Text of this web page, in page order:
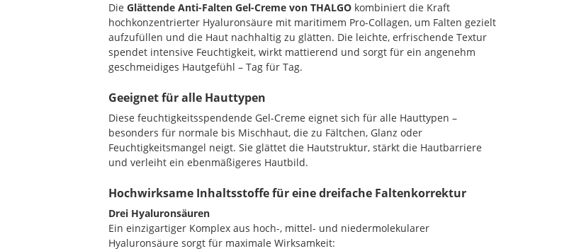
Die Glättende Anti-Falten Gel-Creme von THALGO kombiniert die Kraft
hochkonzentrierter Hyaluronsäure mit maritimem Pro-Collagen, um Falten gezielt
aufzufüllen und die Haut nachhaltig zu glätten. Die leichte, erfrischende Textur
spendet intensive Feuchtigkeit, wirkt mattierend und sorgt für ein angenehm
geschmeidiges Hautgefühl – Tag für Tag.
Geeignet für alle Hauttypen
Diese feuchtigkeitsspendende Gel-Creme eignet sich für alle Hauttypen –
besonders für normale bis Mischhaut, die zu Fältchen, Glanz oder
Feuchtigkeitsmangel neigt. Sie glättet die Hautstruktur, stärkt die Hautbarriere
und verleiht ein ebenmäßigeres Hautbild.
Hochwirksame Inhaltsstoffe für eine dreifache Faltenkorrektur
Drei Hyaluronsäuren
Ein einzigartiger Komplex aus hoch-, mittel- und niedermolekularer
Hyaluronsäure sorgt für maximale Wirksamkeit: